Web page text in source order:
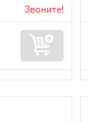
Звоните!